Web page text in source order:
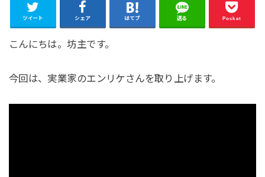
ツイート シェア はてブ 送る Pocket
こんにちは。坊主です。
今回は、実業家のエンリケさんを取り上げます。